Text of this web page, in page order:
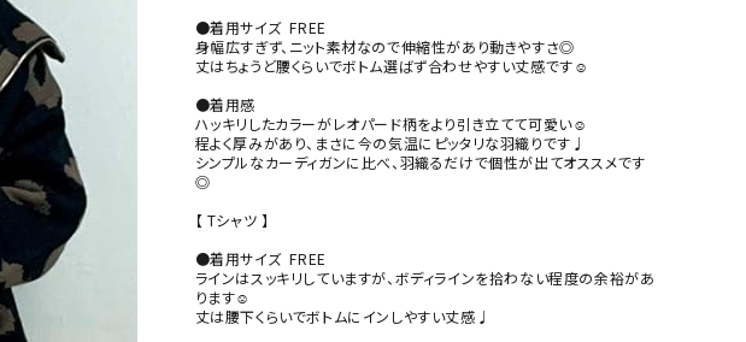
●着用サイズ  FREE
身幅広すぎず、ニット素材なので伸縮性があり動きやすさ◎
丈はちょうど腰くらいでボトム選ばず合わせやすい丈感です☺︎
●着用感
ハッキリしたカラーがレオパード柄をより引き立てて可愛い☺︎
程よく厚みがあり、まさに今の気温にピッタリな羽織りです♩
シンプルなカーディガンに比べ、羽織るだけで個性が出てオススメです
◎
【 Tシャツ 】
●着用サイズ  FREE
ラインはスッキリしていますが、ボディラインを拾わない程度の余裕があ
ります☺︎
丈は腰下くらいでボトムにインしやすい丈感♩